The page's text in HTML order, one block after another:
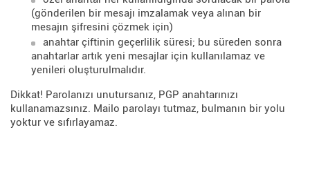
(gönderilen bir mesajı imzalamak veya alınan bir
mesajın şifresini çözmek için)
anahtar çiftinin geçerlilik süresi; bu süreden sonra
anahtarlar artık yeni mesajlar için kullanılamaz ve
yenileri oluşturulmalıdır.
Dikkat! Parolanızı unutursanız, PGP anahtarınızı
kullanamazsınız. Mailo parolayı tutmaz, bulmanın bir yolu
yoktur ve sıfırlayamaz.